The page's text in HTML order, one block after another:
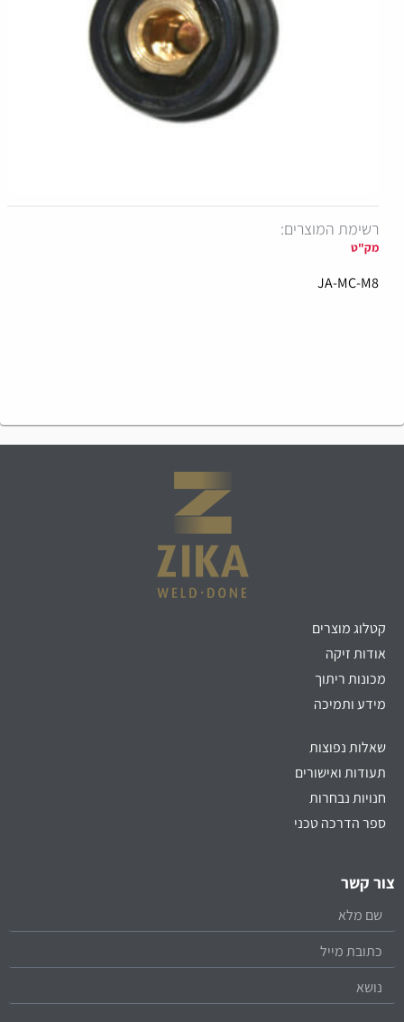
רשימת המוצרים:
מק"ט
JA-MC-M8
קטלוג מוצרים
אודות זיקה
מכונות ריתוך
מידע ותמיכה
שאלות נפוצות
תעודות ואישורים
חנויות נבחרות
ספר הדרכה טכני
צור קשר